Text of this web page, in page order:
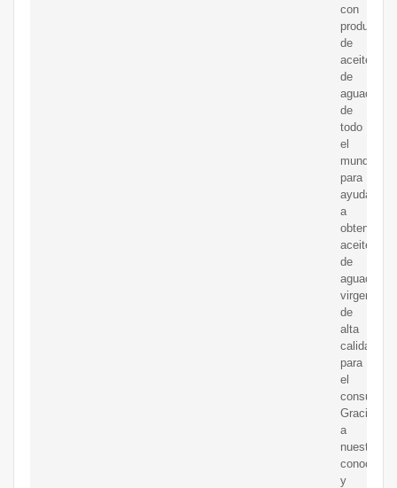
con
de
aceite
de
aguacate
de
todo
el
mundo
para
ayudarlos
a
obtener
aceite
de
aguacate
virgen
de
alta
calidad
para
el
consumo.
Gracias
a
nuestro
y